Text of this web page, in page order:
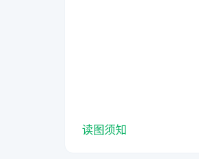
读图须知